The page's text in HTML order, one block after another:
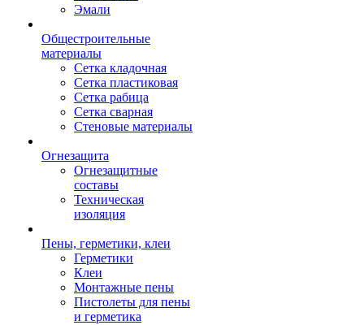
Эмали
Общестроительные
материалы
Сетка кладочная
Сетка пластиковая
Сетка рабица
Сетка сварная
Стеновые материалы
Огнезащита
Огнезащитные
составы
Техническая
изоляция
Пены, герметики, клеи
Герметики
Клеи
Монтажные пены
Пистолеты для пены
и герметика